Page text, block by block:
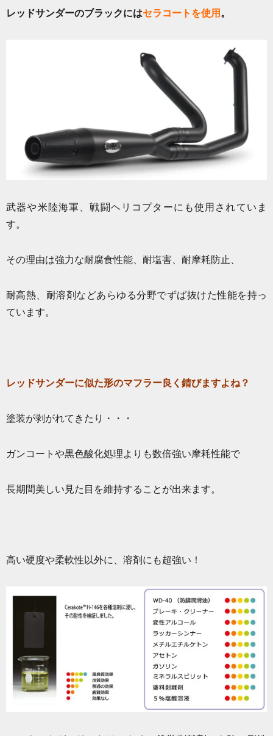
レッドサンダーのブラックにはセラコートを使用 。
武器や米陸海軍、戦闘ヘリコプターにも使用されていま
す。
その理由は強力な耐腐食性能、耐塩害、耐摩耗防止、
耐高熱、耐溶剤などあらゆる分野でずば抜けた性能を持っ
ています。
レッドサンダーに似た形のマフラー良く錆びますよね？
塗装が剥がれてきたり・・・
ガンコートや黒色酸化処理よりも数倍強い摩耗性能で
長期間美しい見た目を維持することが出来ます。
高い硬度や柔軟性以外に、溶剤にも超強い！